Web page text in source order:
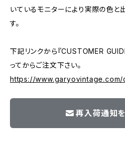
いているモニターにより実際の色と
す。
下記リンクから『CUSTOMER
ってからご注文下さい。
https://www.garyovintage.com/
再入荷通知